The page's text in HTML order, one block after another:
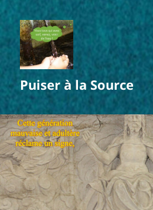
Puiser à la Source